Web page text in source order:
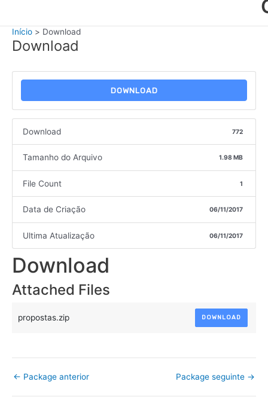
Início Download
Download
DOWNLOAD
Download 772
Tamanho do Arquivo 1.98 MB
File Count 1
Data de Criação 06/11/2017
Ultima Atualização 06/11/2017
Download
Attached Files
propostas.zip DOWNLOAD
← Package anterior Package seguinte →